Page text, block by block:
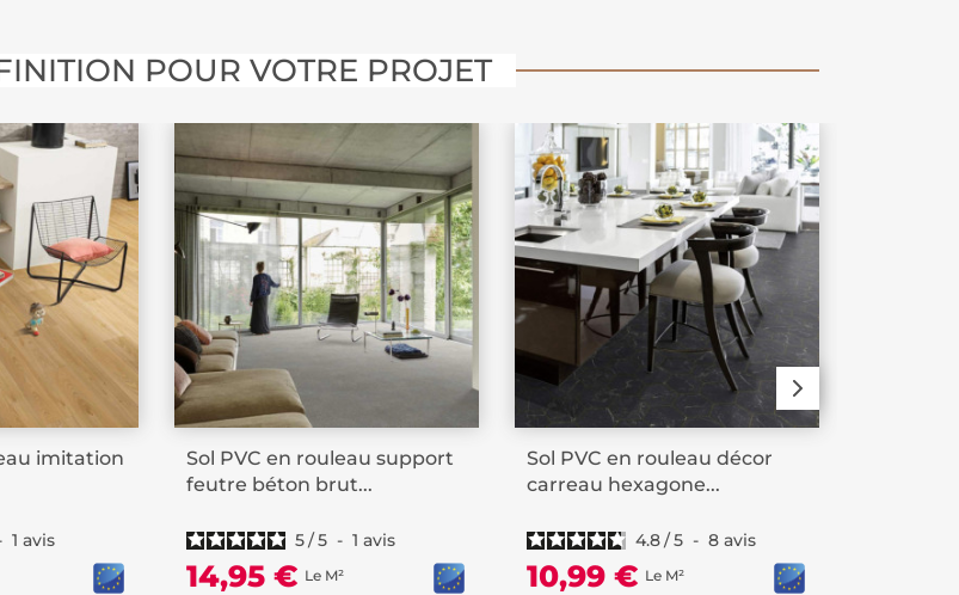
POUR VOTRE PROJET
imitation
1 avis
Sol PVC en rouleau support
feutre béton brut...
5/5 - 1 avis
14,95 € Le M²
Sol PVC en rouleau décor
carreau hexagone...
4.8/5 - 8 avis
10,99 € Le M²